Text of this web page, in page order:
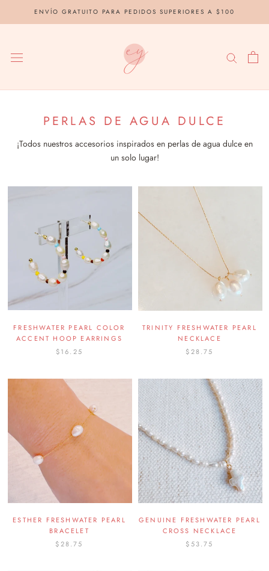
ENVÍO GRATUITO PARA PEDIDOS SUPERIORES A $100
PERLAS DE AGUA DULCE
¡Todos nuestros accesorios inspirados en perlas de agua dulce en
un solo lugar!
FRESHWATER PEARL COLOR
ACCENT HOOP EARRINGS
$16.25
TRINITY FRESHWATER PEARL
NECKLACE
$28.75
ESTHER FRESHWATER PEARL
BRACELET
$28.75
GENUINE FRESHWATER PEARL
CROSS NECKLACE
$53.75